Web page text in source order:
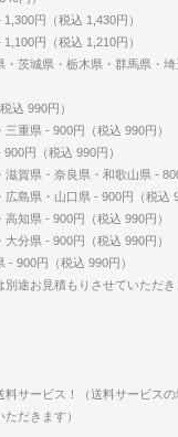
円（税込 1,430円）
円（税込 1,210円）
茨城県・栃木県・群馬県・
込 990円）
重県 - 900円（税込 990円）
円（税込 990円）
賀県・奈良県・和歌山県 -
島県・山口県 - 900円（税込
知県 - 900円（税込 990円）
分県 - 900円（税込 990円）
- 900円（税込 990円）
途お見積もりさせていただき
料サービス！（送料サービス
だきます）